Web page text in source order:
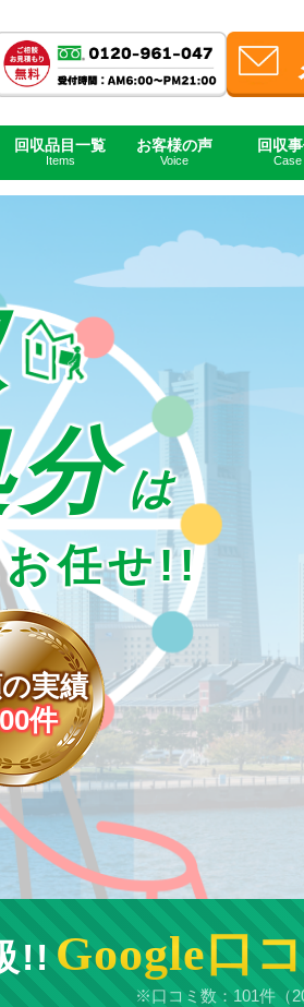
回収品目一覧
Items
お客様の声
Voice
回収
Case
「横浜市不用品回収隊」 家具家電や廃品を処分
は
任せ!!
実績
件
!! Google口
※口コミ数：101件（